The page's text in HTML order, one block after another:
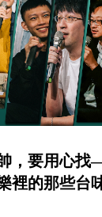
，要用心
裡的那些台